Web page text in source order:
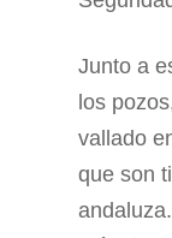
Junto a
los
vallado
que son